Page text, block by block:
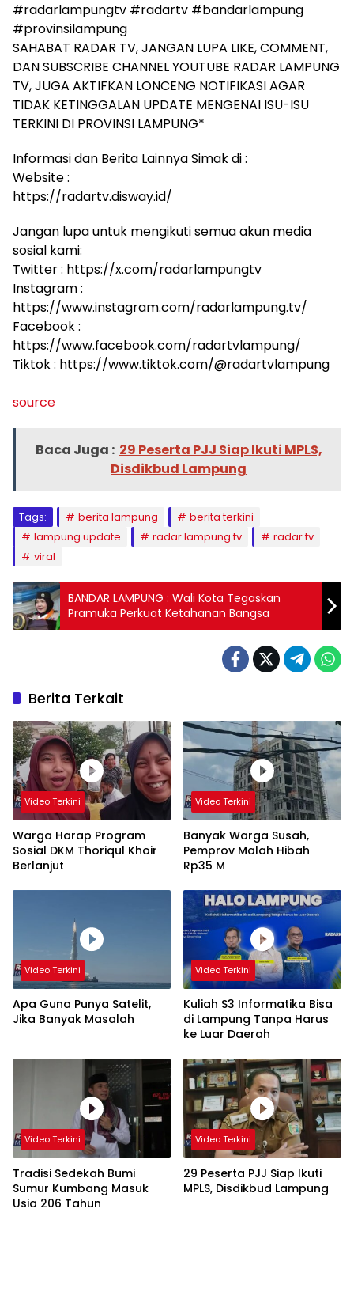
#radarlampungtv #radartv #bandarlampung
#provinsilampung
SAHABAT RADAR TV, JANGAN LUPA LIKE, COMMENT,
DAN SUBSCRIBE CHANNEL YOUTUBE RADAR LAMPUNG
TV, JUGA AKTIFKAN LONCENG NOTIFIKASI AGAR
TIDAK KETINGGALAN UPDATE MENGENAI ISU-ISU
TERKINI DI PROVINSI LAMPUNG*
Informasi dan Berita Lainnya Simak di :
Website :
https://radartv.disway.id/
Jangan lupa untuk mengikuti semua akun media
sosial kami:
Twitter : https://x.com/radarlampungtv
Instagram :
https://www.instagram.com/radarlampung.tv/
Facebook :
https://www.facebook.com/radartvlampung/
Tiktok : https://www.tiktok.com/@radartvlampung
source
Baca Juga : 29 Peserta PJJ Siap Ikuti MPLS,
Disdikbud Lampung
Tags: berita lampung
berita terkini
lampung update
radar lampung tv
radar tv
viral
BANDAR LAMPUNG : Wali Kota Tegaskan
Pramuka Perkuat Ketahanan Bangsa
Berita Terkait
Video Terkini
Warga Harap Program
Sosial DKM Thoriqul Khoir
Berlanjut
Video Terkini
Banyak Warga Susah,
Pemprov Malah Hibah
Rp35 M
Video Terkini
Apa Guna Punya Satelit,
Jika Banyak Masalah
Video Terkini
Kuliah S3 Informatika Bisa
di Lampung Tanpa Harus
ke Luar Daerah
Video Terkini
Tradisi Sedekah Bumi
Sumur Kumbang Masuk
Usia 206 Tahun
Video Terkini
29 Peserta PJJ Siap Ikuti
MPLS, Disdikbud Lampung